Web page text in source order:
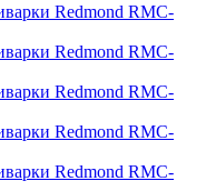
Redmond RMC-
Redmond RMC-
Redmond RMC-
Redmond RMC-
Redmond RMC-